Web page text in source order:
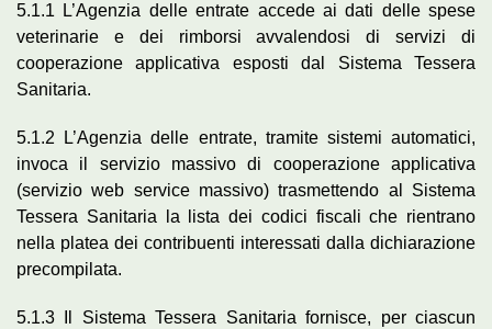
5.1.1 L’Agenzia delle entrate accede ai dati delle spese
veterinarie e dei rimborsi avvalendosi di servizi di
cooperazione applicativa esposti dal Sistema Tessera
Sanitaria.
5.1.2 L’Agenzia delle entrate, tramite sistemi automatici,
invoca il servizio massivo di cooperazione applicativa
(servizio web service massivo) trasmettendo al Sistema
Tessera Sanitaria la lista dei codici fiscali che rientrano
nella platea dei contribuenti interessati dalla dichiarazione
precompilata.
5.1.3 Il Sistema Tessera Sanitaria fornisce, per ciascun